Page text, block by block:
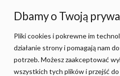
+48 690
MOJE
Dbamy o Twoją
Pliki cookies i pokrewne im
działanie strony i pomagają nam
potrzeb. Możesz zaakceptować
wszystkich tych plików i przejść